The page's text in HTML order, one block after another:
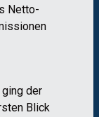
Netto-
der
Blick